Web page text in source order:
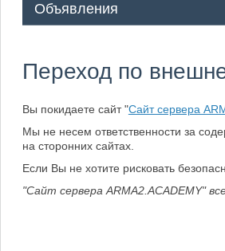
Объявления
Переход по
Вы покидаете сайт "Сайт сервера
Мы не несем ответственности за
на сторонних сайтах.
Если Вы не хотите рисковать
"Сайт сервера ARMA2.ACADEMY"